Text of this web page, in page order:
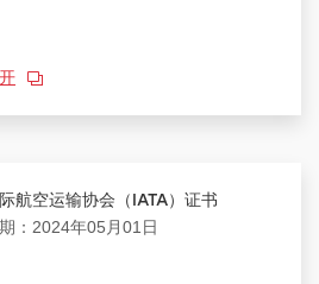
航空运输协会（IATA）证书
：2024年05月01日